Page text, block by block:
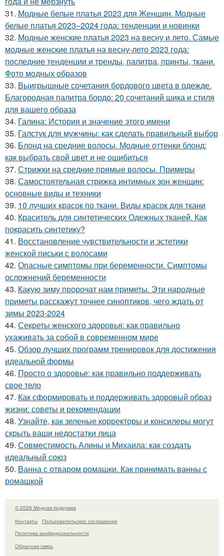
31. Модные белые платья 2023 для Женщин. Модные
белые платья 2023–2024 года: тенденции и новинки
32. Модные женские платья 2023 на весну и лето. Самые
модные женские платья на весну-лето 2023 года:
последние тенденции и тренды, палитра, принты, ткани.
Фото модных образов
33. Выигрышные сочетания бордового цвета в одежде.
Благородная палитра бордо: 20 сочетаний шика и стиля
для вашего образа
34. Галина: История и значение этого имени
35. Галстук для мужчины: как сделать правильный выбор
36. Блонд на средние волосы. Модные оттенки блонд:
как выбрать свой цвет и не ошибиться
37. Стрижки на средние прямые волосы. Примеры
38. Самостоятельная стрижка интимных зон женщин:
основные виды и техники
39. 10 лучших красок по ткани. Виды красок для ткани
40. Краситель для синтетических Одежных тканей. Как
покрасить синтетику?
41. Восстановление чувствительности и эстетики
женской письки с волосами
42. Опасные симптомы при беременности. Симптомы
осложнений беременности
43. Какую зиму пророчат нам приметы. Эти народные
приметы расскажут точнее синоптиков, чего ждать от
зимы 2023-2024
44. Секреты женского здоровья: как правильно
ухаживать за собой в современном мире
45. Обзор лучших программ тренировок для достижения
идеальной формы
46. Просто о здоровье: как правильно поддерживать
свое тело
47. Как сформировать и поддерживать здоровый образ
жизни: советы и рекомендации
48. Узнайте, как зеленые корректоры и консилеры могут
скрыть ваши недостатки лица
49. Совместимость Алины и Михаила: как создать
идеальный союз
50. Ванна с отваром ромашки. Как принимать ванны с
ромашкой
© 2026 Модная подружка
Контакты
Пользовательское соглашение
Политика конфидециальности
Обратная связь